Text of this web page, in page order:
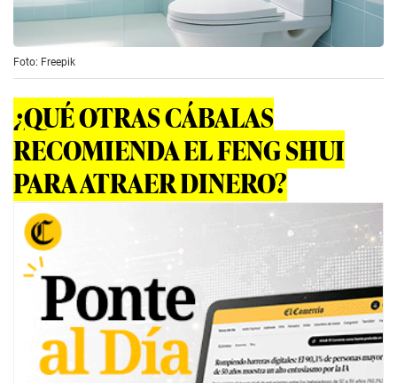
Foto: Freepik
¿QUÉ OTRAS CÁBALAS
RECOMIENDA EL FENG SHUI
PARA ATRAER DINERO?